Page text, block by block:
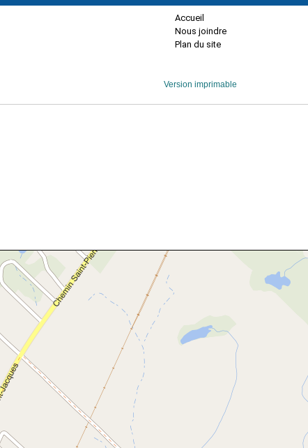
Accueil
Nous joindre
Plan du site
Version imprimable